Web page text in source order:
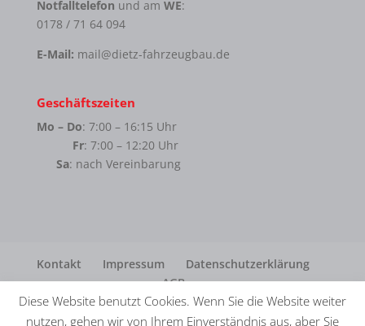
Notfalltelefon und am WE:
0178 / 71 64 094
E-Mail: mail@dietz-fahrzeugbau.de
Geschäftszeiten
Mo – Do: 7:00 – 16:15 Uhr
Fr: 7:00 – 12:20 Uhr
Sa: nach Vereinbarung
Kontakt Impressum
Datenschutzerklärung
AGB
Diese Website benutzt Cookies. Wenn Sie die Website weiter
nutzen, gehen wir von Ihrem Einverständnis aus, aber Sie